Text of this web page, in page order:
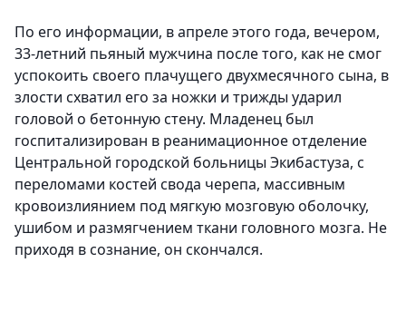
По его информации, в апреле этого года, вечером,
33-летний пьяный мужчина после того, как не смог
успокоить своего плачущего двухмесячного сына, в
злости схватил его за ножки и трижды ударил
головой о бетонную стену. Младенец был
госпитализирован в реанимационное отделение
Центральной городской больницы Экибастуза, с
переломами костей свода черепа, массивным
кровоизлиянием под мягкую мозговую оболочку,
ушибом и размягчением ткани головного мозга. Не
приходя в сознание, он скончался.